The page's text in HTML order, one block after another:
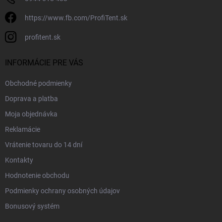
https://www.fb.com/ProfiTent.sk
profitent.sk
INFORMÁCIE PRE VÁS
Obchodné podmienky
Doprava a platba
Moja objednávka
Reklamácie
Vrátenie tovaru do 14 dní
Kontakty
Hodnotenie obchodu
Podmienky ochrany osobných údajov
Bonusový systém